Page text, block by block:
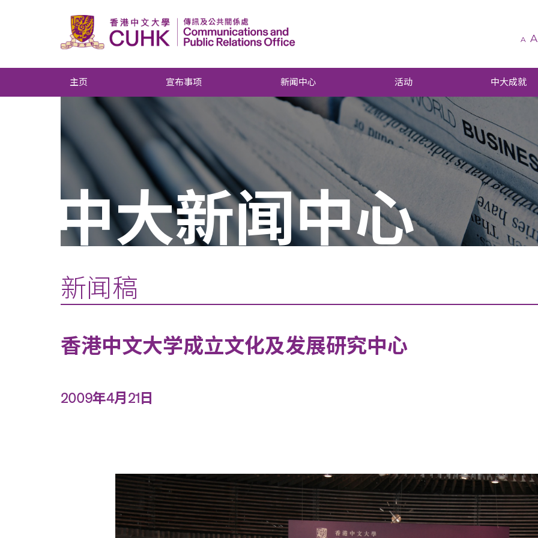
A A
主页 宣布事项 新闻中心 活动 中大成就
中大新闻中心
新闻稿
香港中文大学成立文化及发展研究中心
2009年4月21日